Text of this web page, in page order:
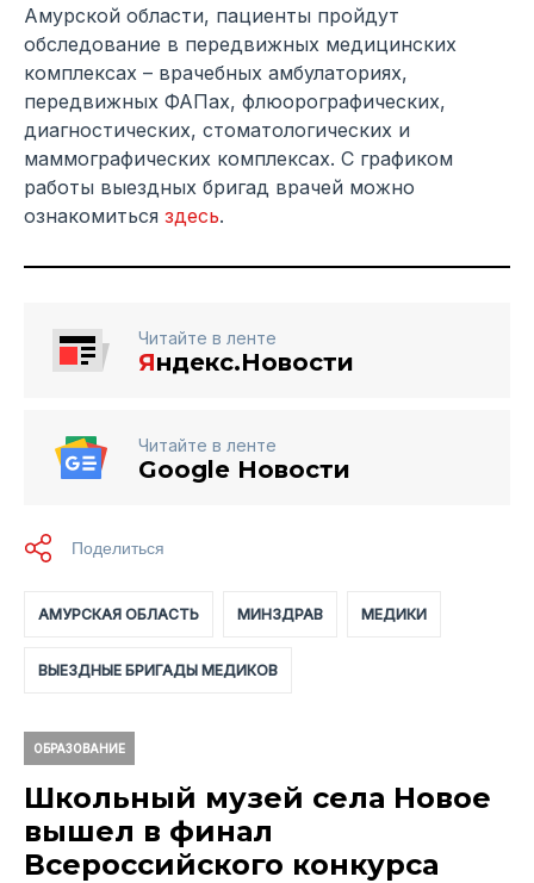
Амурской области, пациенты пройдут
обследование в передвижных медицинских
комплексах – врачебных амбулаториях,
передвижных ФАПах, флюорографических,
диагностических, стоматологических и
маммографических комплексах. С графиком
работы выездных бригад врачей можно
ознакомиться здесь.
Читайте в ленте
Яндекс.Новости
Читайте в ленте
Google Новости
АМУРСКАЯ ОБЛАСТЬ МИНЗДРАВ МЕДИКИ
ВЫЕЗДНЫЕ БРИГАДЫ МЕДИКОВ
ОБРАЗОВАНИЕ
Школьный музей села Новое
вышел в финал
Всероссийского конкурса